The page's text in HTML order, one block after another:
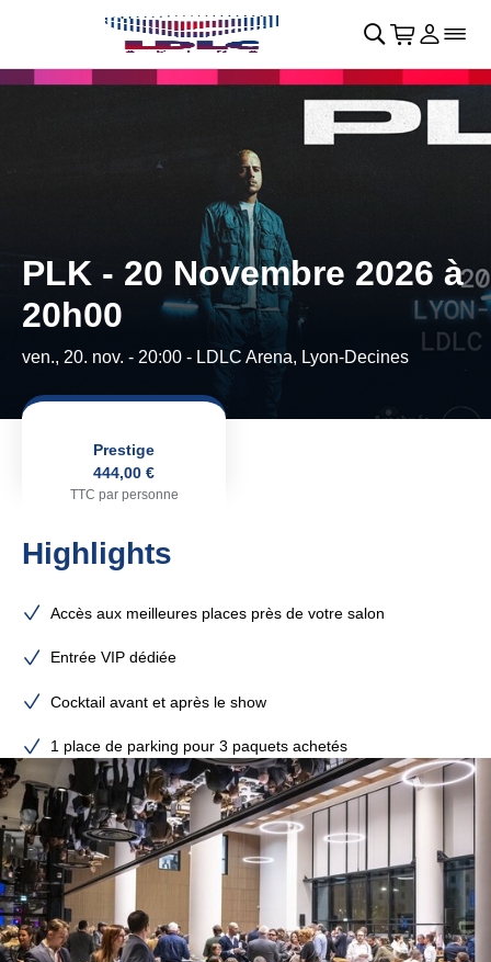
Retour au menu principal􀄫
􀊫 Cart
􀍩 Se
􀉩􀌇
PLK - 20 Novembre 2026 à
20h00
ven., 20. nov. - 20:00 - LDLC Arena, Lyon-Decines
Prestige
444,00 €
TTC par personne
Highlights
Accès aux meilleures places près de votre salon
Entrée VIP dédiée
Cocktail avant et après le show
1 place de parking pour 3 paquets achetés